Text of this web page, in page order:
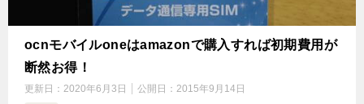
ocnモバイルoneはamazonで購入すれば初期費用が
断然お得！
更新日： 2020年6月3日 公開日： 2015年9月14日